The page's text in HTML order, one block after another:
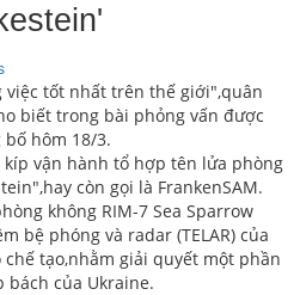
việc tốt nhất trên thế giới",quân
biết trong bài phỏng vấn được
hôm 18/3.
vận hành tổ hợp tên lửa phòng
còn gọi là FrankenSAM.
không RIM-7 Sea Sparrow
bệ phóng và radar (TELAR) của
chế tạo,nhằm giải quyết một phần
bách của Ukraine.